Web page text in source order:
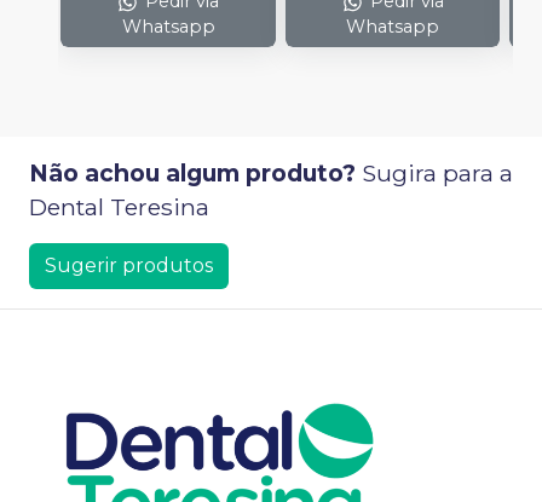
Whatsapp
Whatsapp
Não achou algum produto? Sugira para a
Dental Teresina
Sugerir produtos